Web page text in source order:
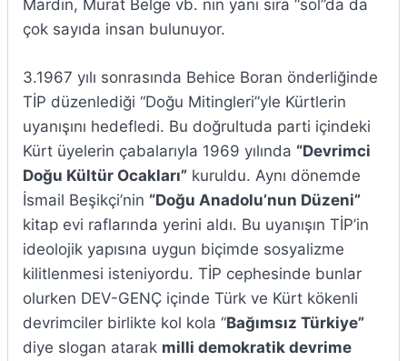
Mardin, Murat Belge vb. nin yanı sıra “sol”da da
çok sayıda insan bulunuyor.
3.1967 yılı sonrasında Behice Boran önderliğinde
TİP düzenlediği “Doğu Mitingleri”yle Kürtlerin
uyanışını hedefledi. Bu doğrultuda parti içindeki
Kürt üyelerin çabalarıyla 1969 yılında “Devrimci
Doğu Kültür Ocakları” kuruldu. Aynı dönemde
İsmail Beşikçi’nin “Doğu Anadolu’nun Düzeni”
kitap evi raflarında yerini aldı. Bu uyanışın TİP’in
ideolojik yapısına uygun biçimde sosyalizme
kilitlenmesi isteniyordu. TİP cephesinde bunlar
olurken DEV-GENÇ içinde Türk ve Kürt kökenli
devrimciler birlikte kol kola “Bağımsız Türkiye”
diye slogan atarak milli demokratik devrime